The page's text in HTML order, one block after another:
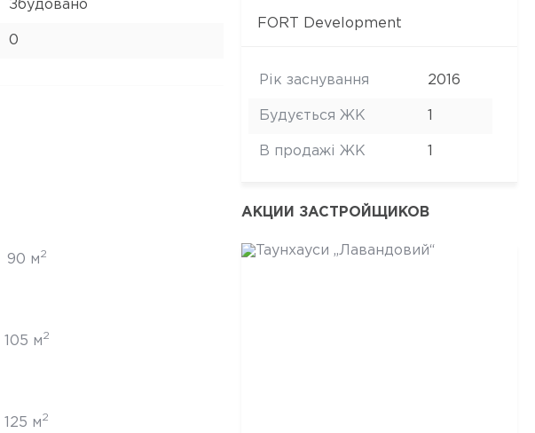
Збудовано
0
90 м2
105 м2
125 м2
FORT Development
Рік заснування 2016
Будується ЖК
В продажі ЖК
АКЦИИ ЗАСТРОЙЩИКОВ